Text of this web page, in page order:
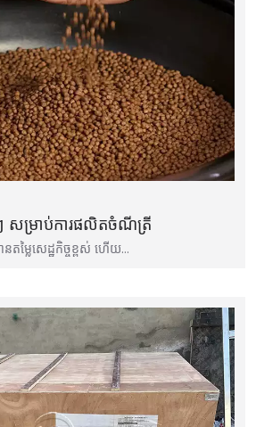
សម្រាប់ការផលិតចំណីត្រី
តម្លៃសេដ្ឋកិច្ចខ្ពស់ ហើយ…